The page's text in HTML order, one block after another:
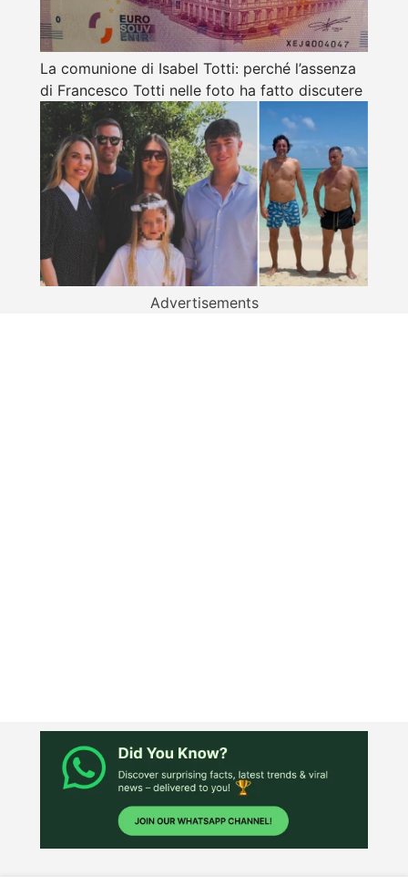
La comunione di Isabel Totti: perché l’assenza
di Francesco Totti nelle foto ha fatto discutere
Advertisements